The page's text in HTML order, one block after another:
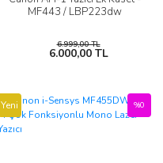
MF443 / LBP223dw
6.999,00 TL
6.000,00 TL
Yeni %0